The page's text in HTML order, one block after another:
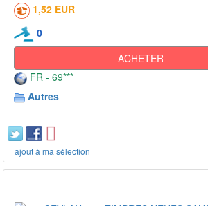
1,52 EUR
0
ACHETER
FR - 69***
Autres
+ ajout à ma sélection